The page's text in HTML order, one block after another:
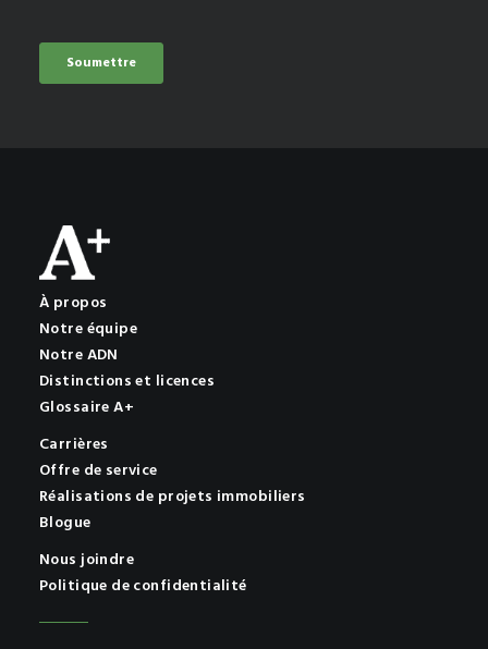
À propos
Notre équipe
Notre ADN
Distinctions et licences
Glossaire A+
Carrières
Offre de service
Réalisations de projets immobiliers
Blogue
Nous joindre
Politique de confidentialité